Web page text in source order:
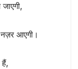
आएगी।
हैं,